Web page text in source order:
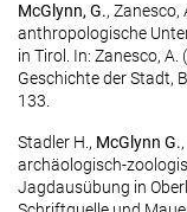
McGlynn, G., Zanesco,
anthropologische
in Tirol. In: Zanesco,
Geschichte der Stadt,
133.
Stadler H., McGlynn G.
archäologisch-
Jagdausübung in